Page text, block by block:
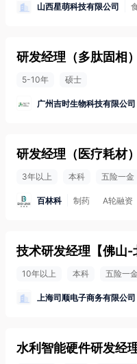
山西星萌科技有限公司
研发经理（多肽固相
5-10年 硕士
广州吉时生物科技有限公司
研发经理（医疗耗材）
3年以上 本科 五险一金
百林科 制药 A轮融资
技术研发经理 【佛山-
10年以上 本科 五险一金
上海司顺电子商务有限公司
水利智能硬件研发经